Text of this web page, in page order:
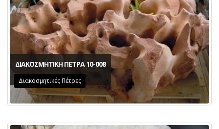
ΔΙΑΚΟΣΜΗΤΙΚΗ ΠΕΤΡΑ 10-008
Διακοσμητικές Πέτρες